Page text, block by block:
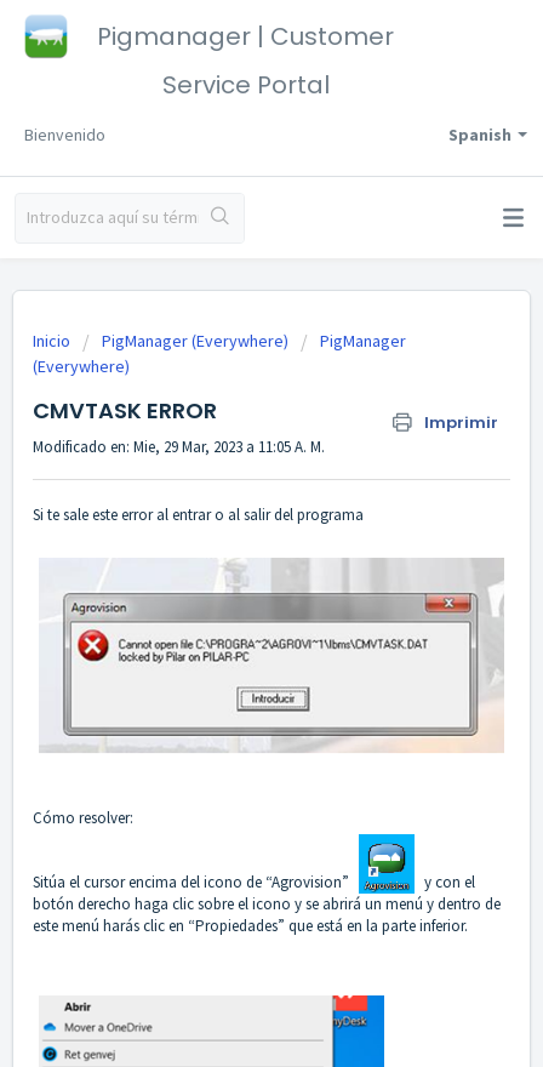
Pigmanager | Customer
Service Portal
Spanish
Bienvenido
Inicio PigManager (Everywhere)
PigManager
(Everywhere)
CMVTASK ERROR Imprimir
Modificado en: Mie, 29 Mar, 2023 a 11:05 A. M.
Si te sale este error al entrar o al salir del programa
Cómo resolver:
Sitúa el cursor encima del icono de “Agrovision”
y con el
botón derecho haga clic sobre el icono y se abrirá un menú y dentro de
este menú harás clic en “Propiedades” que está en la parte inferior.